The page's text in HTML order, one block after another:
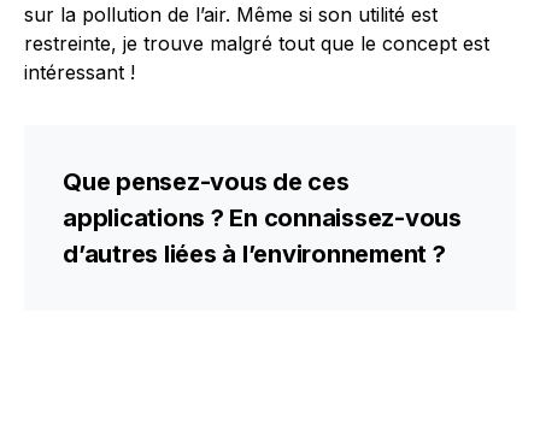
sur la pollution de l’air. Même si son utilité est
restreinte, je trouve malgré tout que le concept est
intéressant !
Que pensez-vous de ces
applications ? En connaissez-vous
d’autres liées à l’environnement ?